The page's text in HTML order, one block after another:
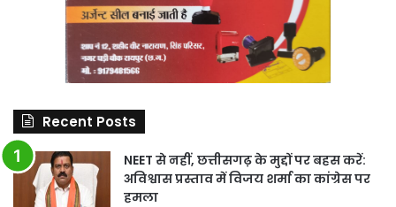
Recent Posts
NEET से नहीं, छत्तीसगढ़ के मुद्दों पर बहस करें:
अविश्वास प्रस्ताव में विजय शर्मा का कांग्रेस पर
हमला